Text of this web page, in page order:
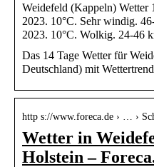
Weidefeld (Kappeln) Wetter
2023. 10°C. Sehr windig.
2023. 10°C. Wolkig. 24-46
Das 14 Tage Wetter für
Deutschland) mit
http s://www.foreca.de › … ›
Wetter in
Holstein –